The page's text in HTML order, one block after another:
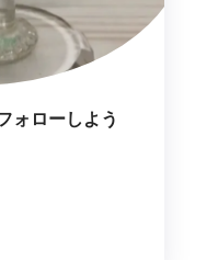
ォローしよう